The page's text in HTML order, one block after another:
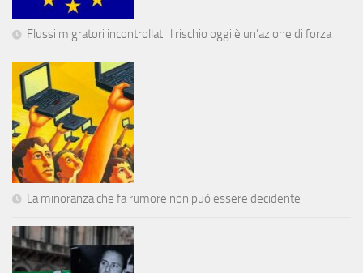
Flussi migratori incontrollati il rischio oggi è un’azione di forza
La minoranza che fa rumore non può essere decidente